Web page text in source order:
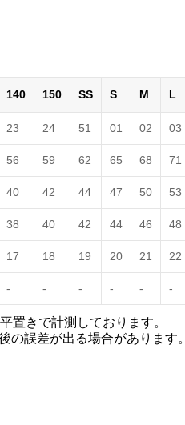
140 150 SS S M L
23 24 51 01 02 03
56 59 62 65 68 71
40 42 44 47 50 53
38 40 42 44 46 48
17 18 19 20 21 22
- - - - - -
置きで計測しております。
の誤差が出る場合があります。